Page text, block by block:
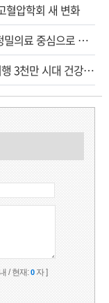
압학회 새 변화
료 중심으로 진화
만 시대 건강관리법
/ 현재:0자 ]